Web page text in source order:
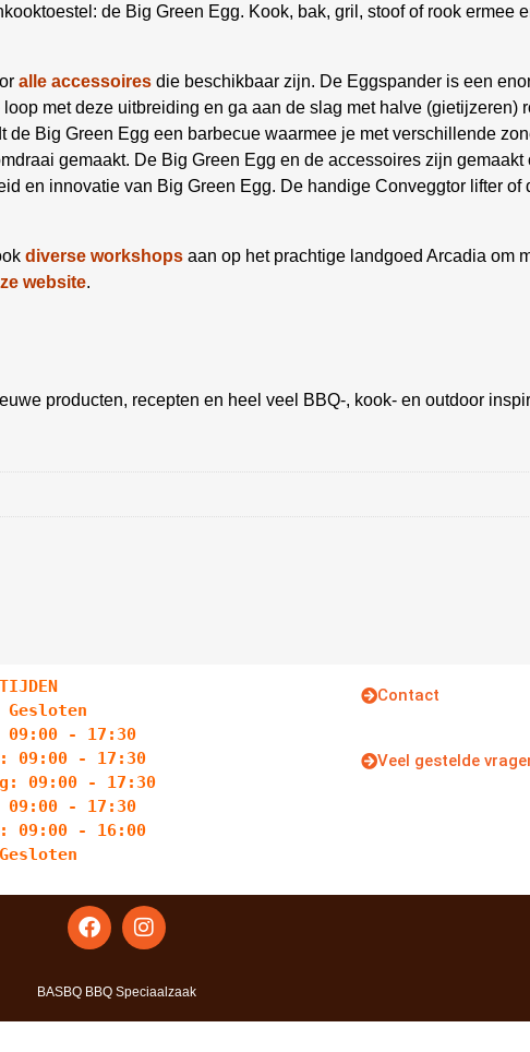
de Big Green Egg. Kook, bak, gril, stoof of rook ermee
alle accessoires die beschikbaar zijn. De Eggspander is een
met deze uitbreiding en ga aan de slag met halve (gietijzeren)
Big Green Egg een barbecue waarmee je met verschillende
gemaakt. De Big Green Egg en de accessoires zijn gemaakt
en innovatie van Big Green Egg. De handige Conveggtor lifter of
diverse workshops aan op het prachtige landgoed Arcadia om
website.
producten, recepten en heel veel BBQ-, kook- en outdoor
Gesloten
09:00 - 17:30
09:00 - 17:30
09:00 - 17:30
- 17:30
09:00 - 16:00
Contact
Veel gestelde
BASBQ BBQ Speciaalzaak